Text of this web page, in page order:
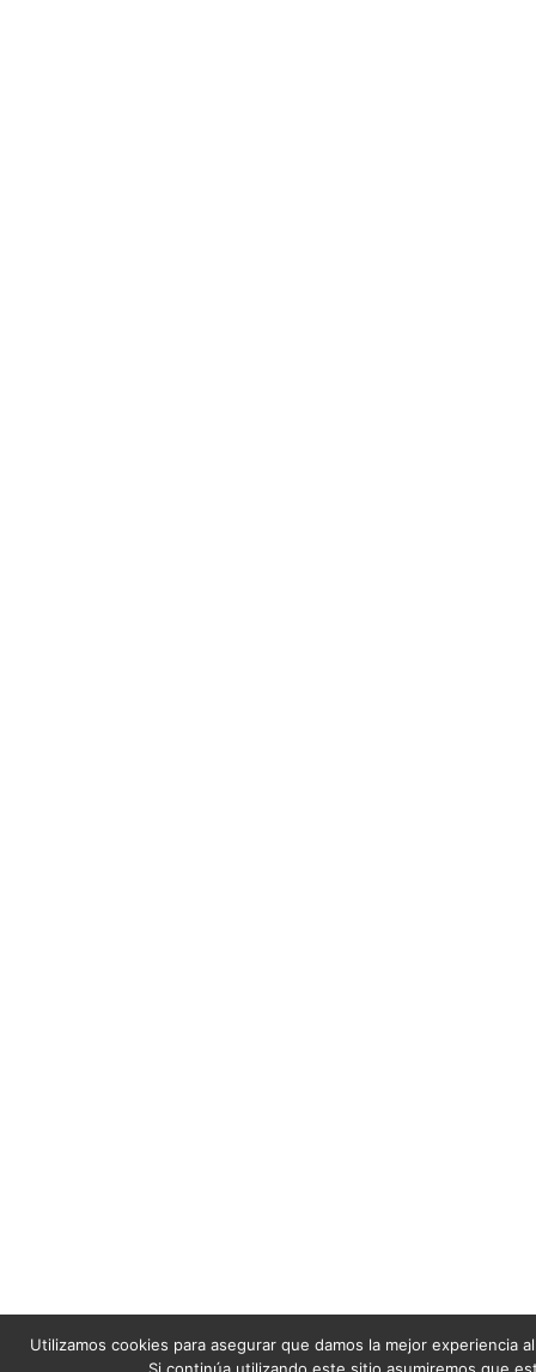
Utilizamos cookies para asegurar que damos la mejor experiencia